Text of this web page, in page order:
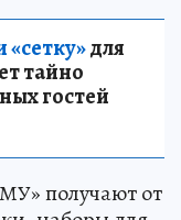
для
тайно
гостей
получают от